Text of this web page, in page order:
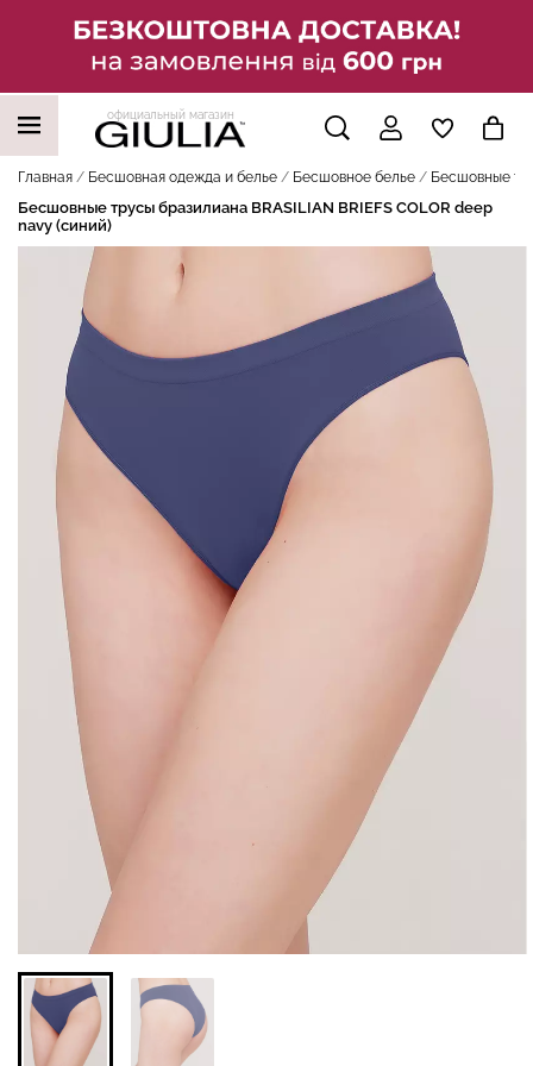
официальный магазин
Главная Бесшовная одежда и белье Бесшовное белье Бесшовные
Бесшовные трусы бразилиана BRASILIAN BRIEFS COLOR deep
navy (синий)
НАШИ ТРЕНДОВЫЕ ТОВАРЫ
Бесшовные леггинсы из
микрофибры LEGGINGS
02 (черный) Giulia
552 грн.
Велосипедки с высокой